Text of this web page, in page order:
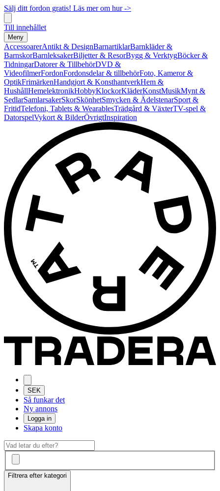
Sälj ditt fordon gratis! Läs mer om hur ->
Till innehållet
Meny
AccessoarerAntikt & DesignBarnartiklarBarnkläder &
BarnskorBarnleksakerBiljetter & ResorBygg & VerktygBöcker &
TidningarDatorer & TillbehörDVD &
VideofilmerFordonFordonsdelar & tillbehörFoto, Kameror &
OptikFrimärkenHandgjort & KonsthantverkHem &
HushållHemelektronikHobbyKlockorKläderKonstMusikMynt &
SedlarSamlarsakerSkorSkönhetSmycken & ÄdelstenarSport &
FritidTelefoni, Tablets & WearablesTrädgård & VäxterTV-spel &
DatorspelVykort & BilderÖvrigtInspiration
SEK
Så funkar det
Ny annons
Logga in
Skapa konto
Filtrera efter kategori